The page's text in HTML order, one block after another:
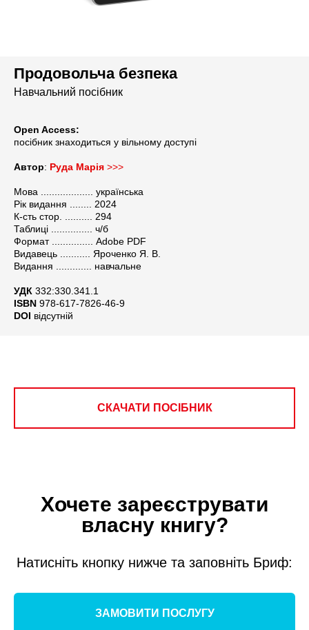
Продовольча безпека
Навчальний посібник
Open Access:
посібник знаходиться у вільному доступі
Автор: Руда Марія >>>
Мова ................... українська
Рік видання ........ 2024
К-сть стор. .......... 294
Таблиці ............... ч/б
Формат ............... Adobe PDF
Видавець ........... Яроченко Я. В.
Видання ............. навчальне
УДК 332:330.341.1
ISBN 978-617-7826-46-9
DOI відсутній
СКАЧАТИ ПОСІБНИК
Хочете зареєструвати
власну книгу?
Натисніть кнопку нижче та заповніть Бриф:
ЗАМОВИТИ ПОСЛУГУ